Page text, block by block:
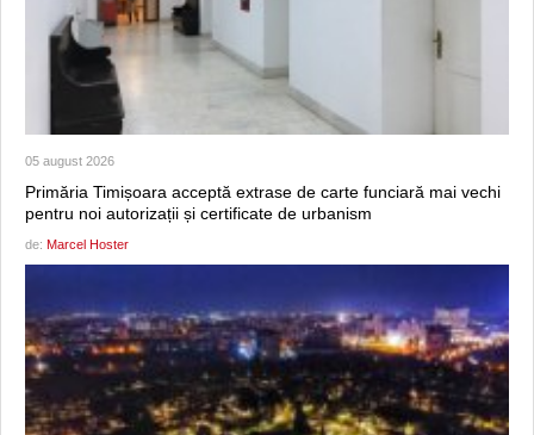
05 august 2026
Primăria Timișoara acceptă extrase de carte funciară mai vechi
pentru noi autorizații și certificate de urbanism
de: Marcel Hoster